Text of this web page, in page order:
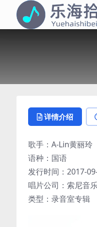
详情介绍
歌手：A-Lin黄丽玲
语种：国语
发行时间：2017-
唱片公司：索尼音
类型：录音室专辑